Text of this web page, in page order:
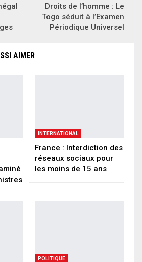
Droits de l’homme : Le
Togo séduit à l’Examen
Périodique Universel
AIMER
INTERNATIONAL
France : Interdiction des
réseaux sociaux pour
les moins de 15 ans
POLITIQUE